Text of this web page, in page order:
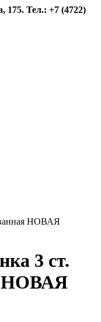
175. Тел.: +7 (4722)
НОВАЯ
3 ст.
НОВАЯ